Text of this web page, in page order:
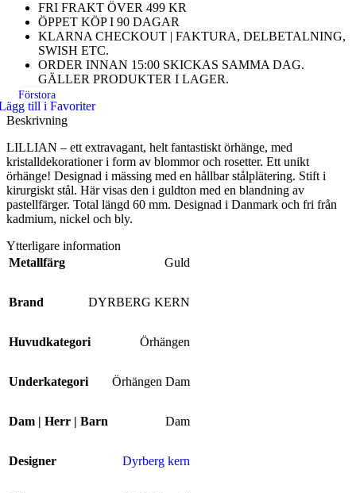
Förstora
FRI FRAKT ÖVER 499 KR
ÖPPET KÖP I 90 DAGAR
KLARNA CHECKOUT | FAKTURA, DELBETALNING,
SWISH ETC.
ORDER INNAN 15:00 SKICKAS SAMMA DAG.
GÄLLER PRODUKTER I LAGER.
till i Favoriter
Beskrivning
LILLIAN – ett extravagant, helt fantastiskt örhänge, med
kristalldekorationer i form av blommor och rosetter. Ett unikt
örhänge! Designad i mässing med en hållbar stålplätering. Stift i
kirurgiskt stål. Här visas den i guldton med en blandning av
pastellfärger. Total längd 60 mm. Designad i Danmark och fri från
kadmium, nickel och bly.
Ytterligare information
Metallfärg
Guld
Brand DYRBERG KERN
Huvudkategori Örhängen
Underkategori Örhängen Dam
Dam | Herr | Barn Dam
Designer Dyrberg kern